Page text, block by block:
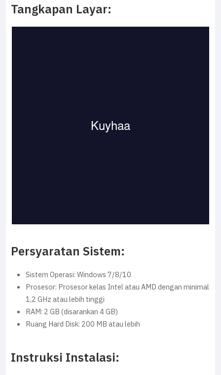
Tangkapan Layar:
Persyaratan Sistem:
Sistem Operasi: Windows 7/8/10
Prosesor: Prosesor kelas Intel atau AMD dengan minimal
1,2 GHz atau lebih tinggi
RAM: 2 GB (disarankan 4 GB)
Ruang Hard Disk: 200 MB atau lebih
Instruksi Instalasi: